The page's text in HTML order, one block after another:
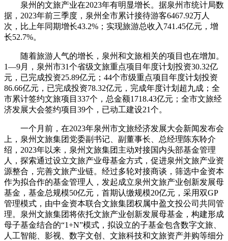
泉州的文旅产业在2023年有明显增长。据泉州市统计局数
据，2023年前三季度，泉州全市累计接待游客6467.92万人
次，比上年同期增长43.2%；实现旅游总收入741.45亿元，增
长52.7%。
随着旅游人气的增长，泉州和文旅相关的项目也在增加。
1—9月，泉州市31个省级文旅重点项目年度计划投资30.32亿
元，已完成投资25.89亿元；44个市级重点项目年度计划投资
86.66亿元，已完成投资78.32亿元，完成年度计划超九成；全
市累计签约文旅项目337个，总金额1718.43亿元；全市文旅经
济发展大会签约项目39个，已动工建设21个。
一个月前，在2023年泉州市文旅经济发展大会新闻发布会
上，泉州文旅集团党委副书记、副董事长、总经理陈东聆介
绍，2023年以来，泉州文旅集团主动对接国内头部基金管理
人，探索通过设立文旅产业母基金方式，促进泉州文旅产业资
源整合，完善文旅产业链。经过多轮对接商谈，筛选中金资本
作为拟合作的基金管理人，发起成立泉州文旅产业创新发展母
基金，基金总规模50亿元，首期认缴规模20亿元，采用双GP
管理模式，由中金资本联合文旅集团权属中盈文投公司共同管
理。泉州文旅集团将依托文旅产业创新发展母基金，构建形成
母子基金结合的“1+N”模式，拟设立的子基金包含数字文旅、
人工智能、影视、数字文创、文旅科技和文旅资产并购等细分